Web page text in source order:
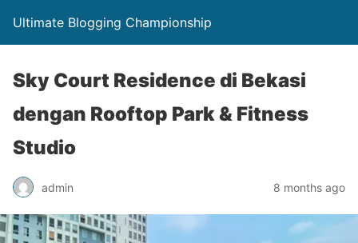
Ultimate Blogging Championship
Sky Court Residence di Bekasi
dengan Rooftop Park & Fitness
Studio
admin 8 months ago